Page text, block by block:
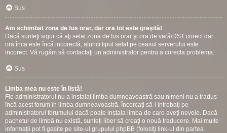
Sus
Am schimbat zona de fus orar, dar ora tot este greşită!
Dacă sunteţi sigur că aţi setat zona de fus orar şi ora de vară/DST corect dar
ora înca este încă incorectă, atunci tipul setat pe ceasul serverului este
incorect. Vă rugăm să contactaţi un administrator pentru a corecta problema.
Sus
Limba mea nu este în listă!
Fie administratorul nu a instalat limba dumneavoastră sau nimeni nu a tradus
încă acest forum în limba dumneavoastră. Încercaţi să-l întrebaţi pe
administratorul forumului dacă poate instala limba de care aveţi nevoie. Dacă
pachetul de limbă nu există, sunteţi liber să creaţi o nouă traducere. Mai multe
informaţii pot fi gasite pe site-ul grupului phpBB (folosiţi link-ul din partea